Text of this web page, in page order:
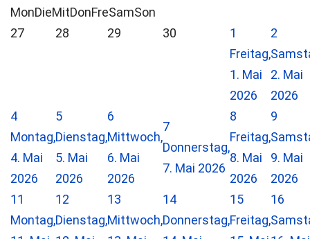
MonDieMitDonFreSamSon
27
28 29 30
1
Freitag,
1. Mai
2026
2
2. Mai
2026
4
Montag,
4. Mai
2026
5
Dienstag,
5. Mai
2026
6
Mittwoch,
6. Mai
2026
7
Donnerstag,
7. Mai 2026
8
Freitag,
8. Mai
2026
9
9. Mai
2026
11
Montag,
12
Dienstag,
13
Mittwoch,
14
Donnerstag,
15
Freitag,
16